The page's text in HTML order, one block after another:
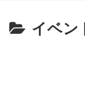
イベン